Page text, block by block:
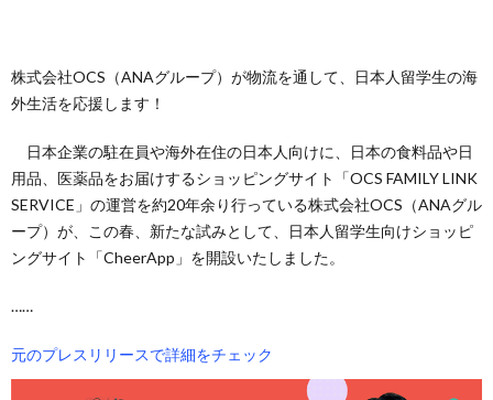
株式会社OCS（ANAグループ）が物流を通して、日本人留学生の海
外生活を応援します！
日本企業の駐在員や海外在住の日本人向けに、日本の食料品や日
用品、医薬品をお届けするショッピングサイト「OCS FAMILY LINK
SERVICE」の運営を約20年余り行っている株式会社OCS（ANAグル
ープ）が、この春、新たな試みとして、日本人留学生向けショッピ
ングサイト「CheerApp」を開設いたしました。
……
元のプレスリリースで詳細をチェック